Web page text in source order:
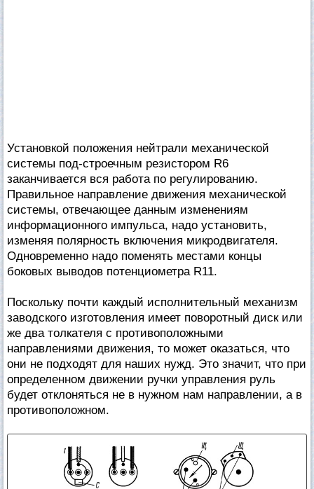
Установкой положения нейтрали механической
системы под-строечным резистором R6
заканчивается вся работа по регулированию.
Правильное направление движения механической
системы, отвечающее данным изменениям
информационного импульса, надо установить,
изменяя полярность включения микродвигателя.
Одновременно надо поменять местами концы
боковых выводов потенциометра R11.
Поскольку почти каждый исполнительный механизм
заводского изготовления имеет поворотный диск или
же два толкателя с противоположными
направлениями движения, то может оказаться, что
они не подходят для наших нужд. Это значит, что при
определенном движении ручки управления руль
будет отклоняться не в нужном нам направлении, а в
противоположном.